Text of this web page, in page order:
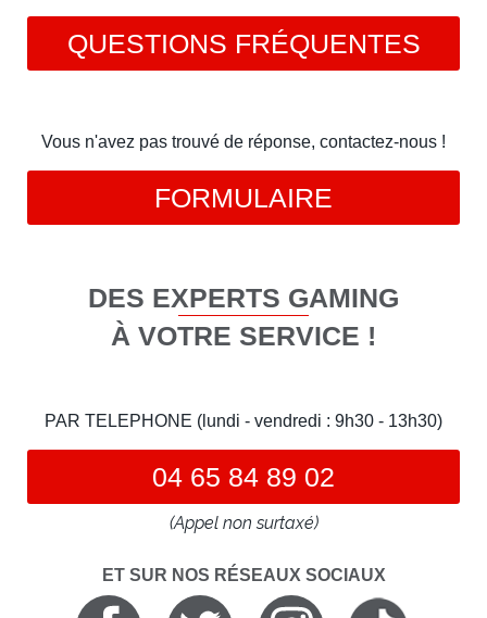
QUESTIONS FRÉQUENTES
Vous n'avez pas trouvé de réponse, contactez-nous !
FORMULAIRE
DES EXPERTS GAMING
À VOTRE SERVICE !
PAR TELEPHONE (lundi - vendredi : 9h30 - 13h30)
04 65 84 89 02
(Appel non surtaxé)
ET SUR NOS RÉSEAUX SOCIAUX